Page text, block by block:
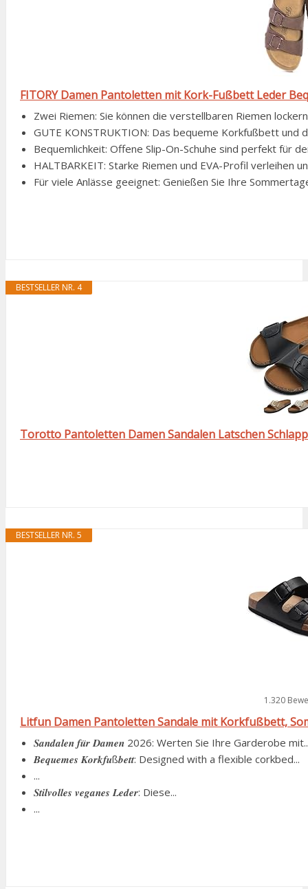
FITORY Damen Pantoletten mit Kork-Fußbett Leder
Zwei Riemen: Sie können die verstellbaren Riemen
GUTE KONSTRUKTION: Das bequeme Korkfußbett und
Bequemlichkeit: Offene Slip-On-Schuhe sind perfekt für
HALTBARKEIT: Starke Riemen und EVA-Profil verleihen
Für viele Anlässe geeignet: Genießen Sie Ihre
BESTSELLER NR. 4
Torotto Pantoletten Damen Sandalen Latschen
BESTSELLER NR. 5
1.320
Litfun Damen Pantoletten Sandale mit Korkfußbett,
𝑺𝒂𝒏𝒅𝒂𝒍𝒆𝒏 𝒇𝒖̈𝒓 𝑫𝒂𝒎𝒆𝒏 2026: Werten Sie Ihre Garderobe
𝑩𝒆𝒒𝒖𝒆𝒎𝒆𝒔 𝑲𝒐𝒓𝒌𝒇𝒖ß𝒃𝒆𝒕𝒕: Designed with a flexible corkbed...
...
𝑺𝒕𝒊𝒍𝒗𝒐𝒍𝒍𝒆𝒔 𝒗𝒆𝒈𝒂𝒏𝒆𝒔 𝑳𝒆𝒅𝒆𝒓: Diese...
...